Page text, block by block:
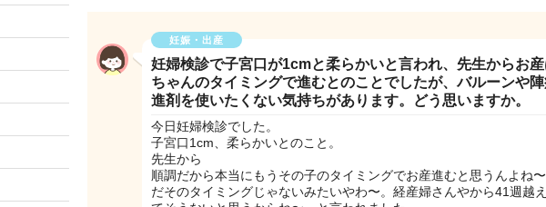
妊娠・出産
妊婦検診で子宮口が1cmと柔らかいと言われ、先生からお
ちゃんのタイミングで進むとのことでしたが、バルーンや
進剤を使いたくない気持ちがあります。どう思いますか。
今日妊婦検診でした。
子宮口1cm、柔らかいとのこと。
先生から
順調だから本当にもうその子のタイミングでお産進むと思うんよね
だそのタイミングじゃないみたいやわ〜。経産婦さんやから41週越